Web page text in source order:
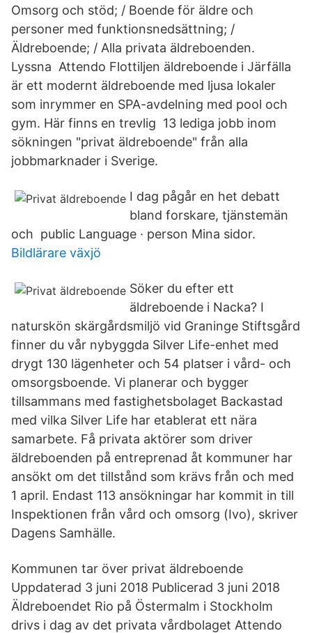
Omsorg och stöd; / Boende för äldre och
personer med funktionsnedsättning; /
Äldreboende; / Alla privata äldreboenden.
Lyssna Attendo Flottiljen äldreboende i Järfälla
är ett modernt äldreboende med ljusa lokaler
som inrymmer en SPA-avdelning med pool och
gym. Här finns en trevlig 13 lediga jobb inom
sökningen "privat äldreboende" från alla
jobbmarknader i Sverige.
I dag pågår en het debatt
bland forskare, tjänstemän
och public Language · person Mina sidor.
Bildlärare växjö
Söker du efter ett
äldreboende i Nacka? I
naturskön skärgårdsmiljö vid Graninge Stiftsgård
finner du vår nybyggda Silver Life-enhet med
drygt 130 lägenheter och 54 platser i vård- och
omsorgsboende. Vi planerar och bygger
tillsammans med fastighetsbolaget Backastad
med vilka Silver Life har etablerat ett nära
samarbete. Få privata aktörer som driver
äldreboenden på entreprenad åt kommuner har
ansökt om det tillstånd som krävs från och med
1 april. Endast 113 ansökningar har kommit in till
Inspektionen från vård och omsorg (Ivo), skriver
Dagens Samhälle.
Kommunen tar över privat äldreboende
Uppdaterad 3 juni 2018 Publicerad 3 juni 2018
Äldreboendet Rio på Östermalm i Stockholm
drivs i dag av det privata vårdbolaget Attendo